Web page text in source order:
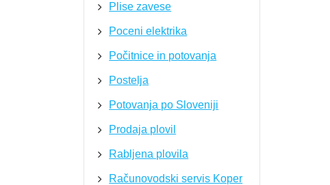
Plise zavese
Poceni elektrika
Počitnice in potovanja
Postelja
Potovanja po Sloveniji
Prodaja plovil
Rabljena plovila
Računovodski servis Koper